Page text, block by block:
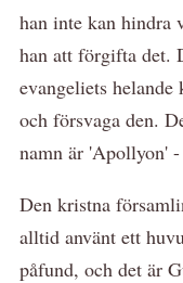
han inte kan hindra
han att förgifta det.
evangeliets
och försvaga den.
namn är 'Apollyon'
Den kristna
alltid använt ett
påfund, och det är